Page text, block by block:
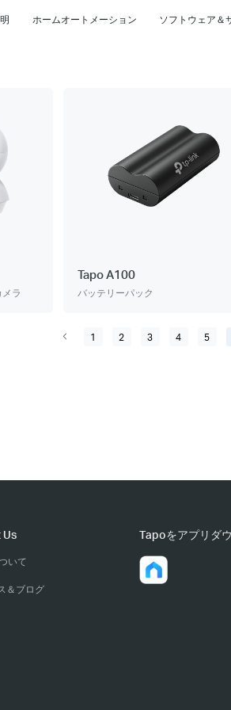
ホームオートメーション ソフトウェア＆
ラ
Tapo A100
バッテリーパック
1 2 3 4 5
Us
いて
＆ブログ
Tapoをアプリダ